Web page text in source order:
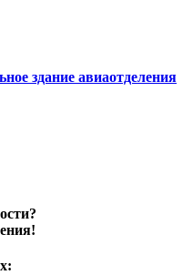
здание авиаотделения